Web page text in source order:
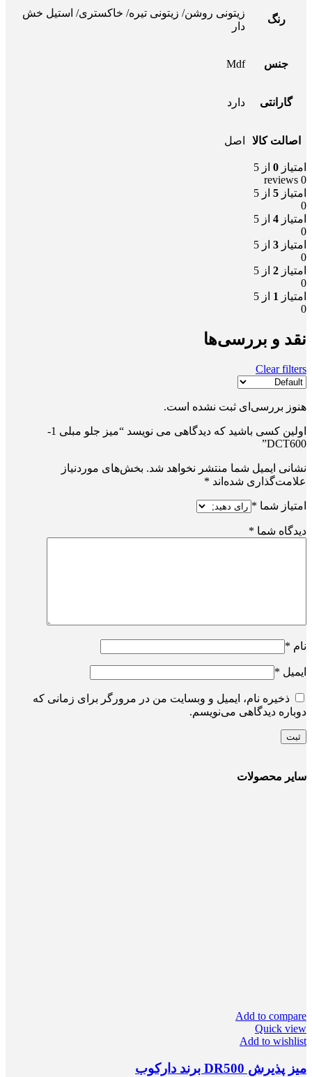
رنگ
زیتونی روشن/ زیتونی تیره/ خاکستری/ استیل خش
دار
جنس Mdf
گارانتی دارد
اصالت کالا اصل
امتیاز 0 از 5
0 reviews
امتیاز 5 از 5
0
امتیاز 4 از 5
0
امتیاز 3 از 5
0
امتیاز 2 از 5
0
امتیاز 1 از 5
0
نقد و بررسی‌ها
Clear filters
هنوز بررسی‌ای ثبت نشده است.
اولین کسی باشید که دیدگاهی می نویسد “میز جلو مبلی 1-
DCT600”
نشانی ایمیل شما منتشر نخواهد شد. بخش‌های موردنیاز
علامت‌گذاری شده‌اند *
امتیاز شما *
دیدگاه شما *
نام *
ایمیل *
ذخیره نام، ایمیل و وبسایت من در مرورگر برای زمانی که
دوباره دیدگاهی می‌نویسم.
سایر محصولات
Add to compare
Quick view
Add to wishlist
میز پذیرش DR500 برند دارکوب